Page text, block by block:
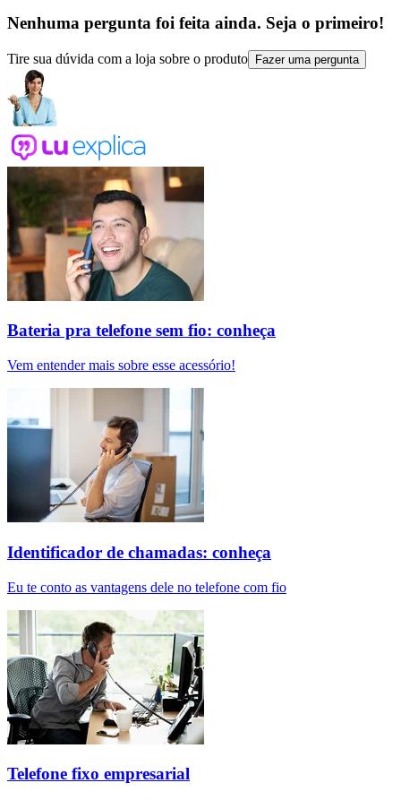
Nenhuma pergunta foi feita ainda. Seja o primeiro!
Tire sua dúvida com a loja sobre o produto Fazer uma pergunta
Bateria pra telefone sem fio: conheça
Vem entender mais sobre esse acessório!
Identificador de chamadas: conheça
Eu te conto as vantagens dele no telefone com fio
Telefone fixo empresarial